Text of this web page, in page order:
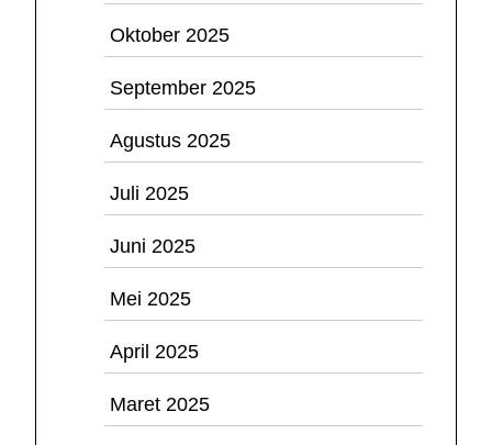
Oktober 2025
September 2025
Agustus 2025
Juli 2025
Juni 2025
Mei 2025
April 2025
Maret 2025